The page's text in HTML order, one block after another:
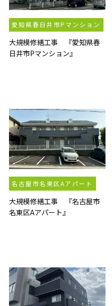
愛知県春日井市Pマンション
大規模修繕工事 『愛知県春
日井市Pマンション』
名古屋市名東区Aアパート
大規模修繕工事 『名古屋市
名東区Aアパート』